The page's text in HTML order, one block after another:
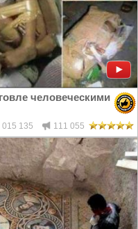
человеческими
015 135 111 055